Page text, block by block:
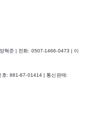
혁준 | 전화: 0507-1466-0473 | 이
호: 881-87-01414 | 통신판매: